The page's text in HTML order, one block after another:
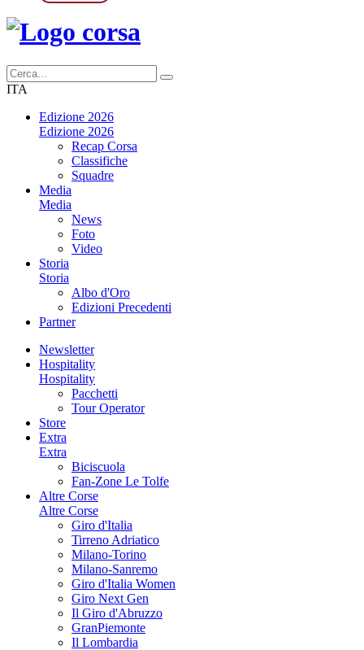
ITA
Edizione 2026
Edizione 2026
Recap Corsa
Classifiche
Squadre
Media
Media
News
Foto
Video
Storia
Storia
Albo d'Oro
Edizioni Precedenti
Partner
Newsletter
Hospitality
Hospitality
Pacchetti
Tour Operator
Store
Extra
Extra
Biciscuola
Fan-Zone Le Tolfe
Altre Corse
Altre Corse
Giro d'Italia
Tirreno Adriatico
Milano-Torino
Milano-Sanremo
Giro d'Italia Women
Giro Next Gen
Il Giro d'Abruzzo
GranPiemonte
Il Lombardia